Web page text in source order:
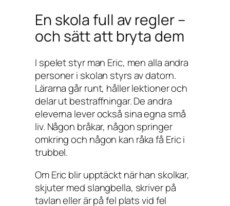
En skola full av regler –
och sätt att bryta dem
I spelet styr man Eric, men alla andra
personer i skolan styrs av datorn.
Lärarna går runt, håller lektioner och
delar ut bestraffningar. De andra
eleverna lever också sina egna små
liv. Någon bråkar, någon springer
omkring och någon kan råka få Eric i
trubbel.
Om Eric blir upptäckt när han skolkar,
skjuter med slangbella, skriver på
tavlan eller är på fel plats vid fel